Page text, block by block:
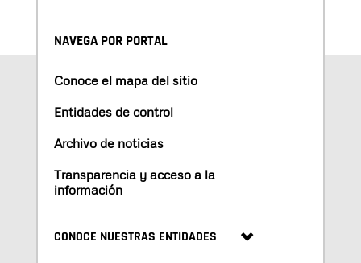
NAVEGA POR PORTAL
Conoce el mapa del sitio
Entidades de control
Archivo de noticias
Transparencia y acceso a la
información
CONOCE NUESTRAS ENTIDADES